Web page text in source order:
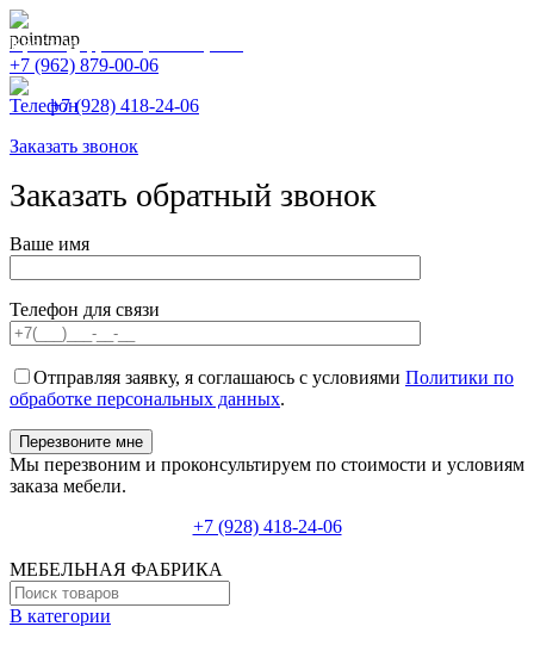
Краснодар, Улица КИМ, 166
+7 (962) 879-00-06
+7 (928) 418-24-06
Заказать звонок
Заказать обратный звонок
Ваше имя
Телефон для связи
Отправляя заявку, я соглашаюсь с условиями Политики по
обработке персональных данных.
Мы перезвоним и проконсультируем по стоимости и условиям
заказа мебели.
+7 (928) 418-24-06
МЕБЕЛЬНАЯ ФАБРИКА
В категории